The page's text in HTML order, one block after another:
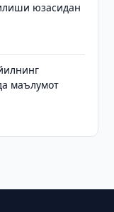
юзасидан
маълумот